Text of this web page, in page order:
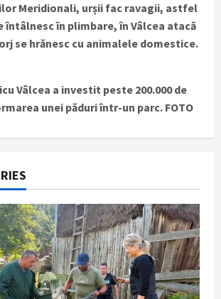
Meridionali, urșii fac ravagii, astfel
întâlnesc în plimbare, în Vâlcea atacă
se hrănesc cu animalele domestice.
Vâlcea a investit peste 200.000 de
unei păduri într-un parc. FOTO